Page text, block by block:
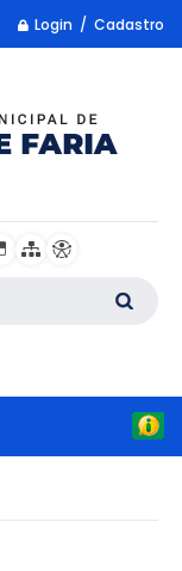
Login / Cadastro